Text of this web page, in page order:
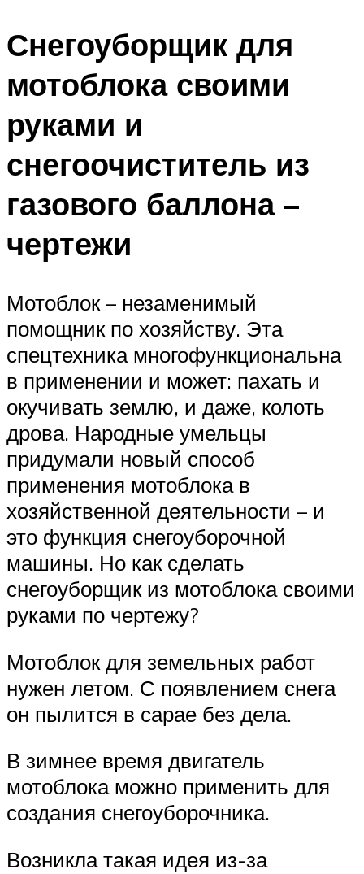
Снегоуборщик для
мотоблока своими
руками и
снегоочиститель из
газового баллона –
чертежи
Мотоблок – незаменимый
помощник по хозяйству. Эта
спецтехника многофункциональна
в применении и может: пахать и
окучивать землю, и даже, колоть
дрова. Народные умельцы
придумали новый способ
применения мотоблока в
хозяйственной деятельности – и
это функция снегоуборочной
машины. Но как сделать
снегоуборщик из мотоблока своими
руками по чертежу?
Мотоблок для земельных работ
нужен летом. С появлением снега
он пылится в сарае без дела.
В зимнее время двигатель
мотоблока можно применить для
создания снегоуборочника.
Возникла такая идея из-за